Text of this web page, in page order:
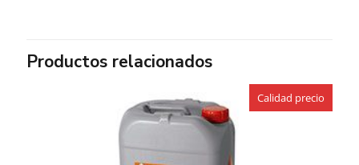
Productos relacionados
Calidad precio